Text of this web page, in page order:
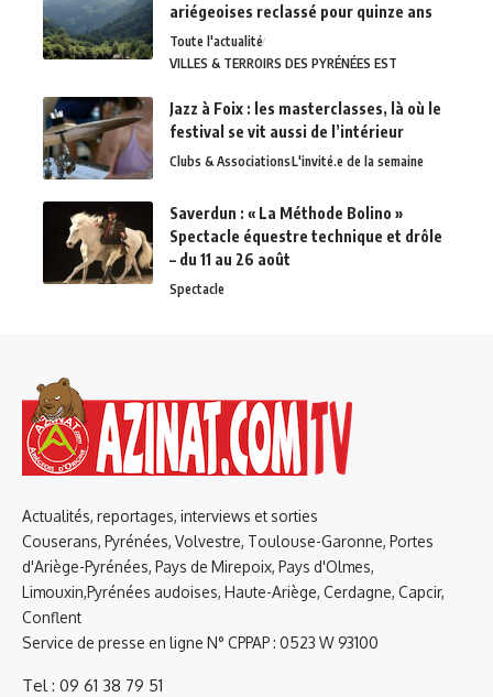
ariégeoises reclassé pour quinze ans
Toute l'actualité
VILLES & TERROIRS DES PYRÉNÉES EST
Jazz à Foix : les masterclasses, là où le
festival se vit aussi de l’intérieur
Clubs & AssociationsL'invité.e de la semaine
Saverdun : « La Méthode Bolino »
Spectacle équestre technique et drôle
– du 11 au 26 août
Spectacle
Actualités, reportages, interviews et sorties
Couserans, Pyrénées, Volvestre, Toulouse-Garonne, Portes
d'Ariège-Pyrénées, Pays de Mirepoix, Pays d'Olmes,
Limouxin,Pyrénées audoises, Haute-Ariège, Cerdagne, Capcir,
Conflent
Service de presse en ligne N° CPPAP : 0523 W 93100
Tel : 09 61 38 79 51